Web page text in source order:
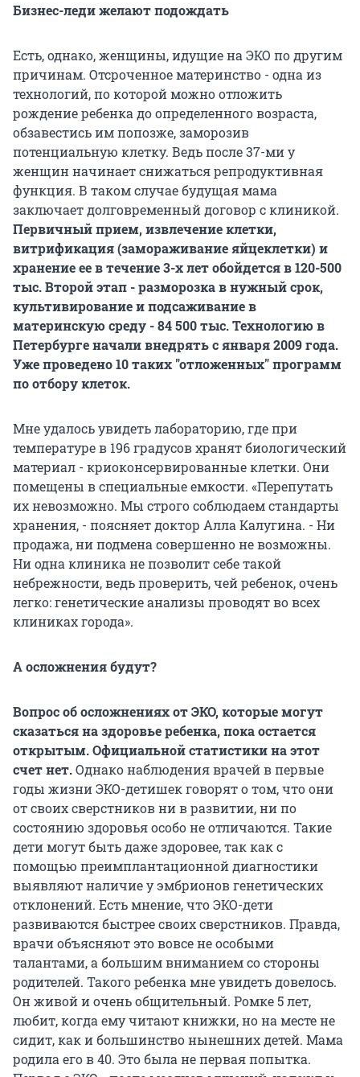
Бизнес-леди желают подождать
Есть, однако, женщины, идущие на ЭКО по другим
причинам. Отсроченное материнство - одна из
технологий, по которой можно отложить
рождение ребенка до определенного возраста,
обзавестись им попозже, заморозив
потенциальную клетку. Ведь после 37-ми у
женщин начинает снижаться репродуктивная
функция. В таком случае будущая мама
заключает долговременный договор с клиникой.
Первичный прием, извлечение клетки,
витрификация (замораживание яйцеклетки) и
хранение ее в течение 3-х лет обойдется в 120-500
тыс. Второй этап - разморозка в нужный срок,
культивирование и подсаживание в
материнскую среду - 84 500 тыс. Технологию в
Петербурге начали внедрять с января 2009 года.
Уже проведено 10 таких "отложенных" программ
по отбору клеток.
Мне удалось увидеть лабораторию, где при
температуре в 196 градусов хранят биологический
материал - криоконсервированные клетки. Они
помещены в специальные емкости. «Перепутать
их невозможно. Мы строго соблюдаем стандарты
хранения, - поясняет доктор Алла Калугина. - Ни
продажа, ни подмена совершенно не возможны.
Ни одна клиника не позволит себе такой
небрежности, ведь проверить, чей ребенок, очень
легко: генетические анализы проводят во всех
клиниках города».
А осложнения будут?
Вопрос об осложнениях от ЭКО, которые могут
сказаться на здоровье ребенка, пока остается
открытым. Официальной статистики на этот
счет нет.Однако наблюдения врачей в первые
годы жизни ЭКО-детишек говорят о том, что они
от своих сверстников ни в развитии, ни по
состоянию здоровья особо не отличаются. Такие
дети могут быть даже здоровее, так как с
помощью преимплантационной диагностики
выявляют наличие у эмбрионов генетических
отклонений. Есть мнение, что ЭКО-дети
развиваются быстрее своих сверстников. Правда,
врачи объясняют это вовсе не особыми
талантами, а большим вниманием со стороны
родителей. Такого ребенка мне увидеть довелось.
Он живой и очень общительный. Ромке 5 лет,
любит, когда ему читают книжки, но на месте не
сидит, как и большинство нынешних детей. Мама
родила его в 40. Это была не первая попытка.